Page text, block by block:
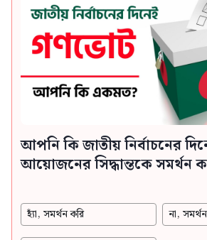
আপনি কি জাতীয় নির্বাচনের
আয়োজনের সিদ্ধান্তকে সমর্থন
হ্যাঁ, সমর্থন করি না,